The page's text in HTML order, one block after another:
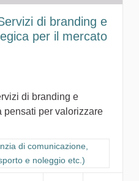
di branding e
per il mercato
di branding e
pensati per valorizzare
Ambito servizi turistici (agenzia
di comunicazione,
e noleggio etc.)